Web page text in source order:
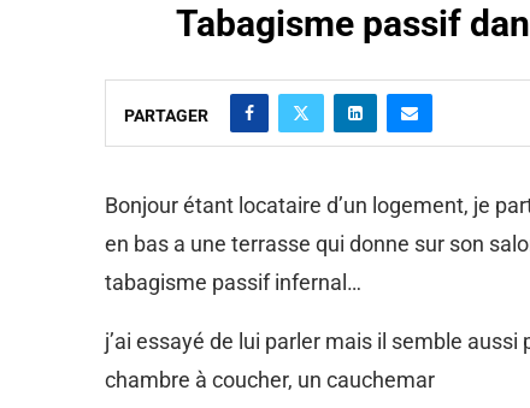
Tabagisme passif
PARTAGER
Bonjour étant locataire d’un logement, je
en bas a une terrasse qui donne sur son
tabagisme passif infernal…
j’ai essayé de lui parler mais il semble
chambre à coucher, un cauchemar